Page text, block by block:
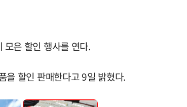
모은 할인 행사를 연다.
을 할인 판매한다고 9일 밝혔다.